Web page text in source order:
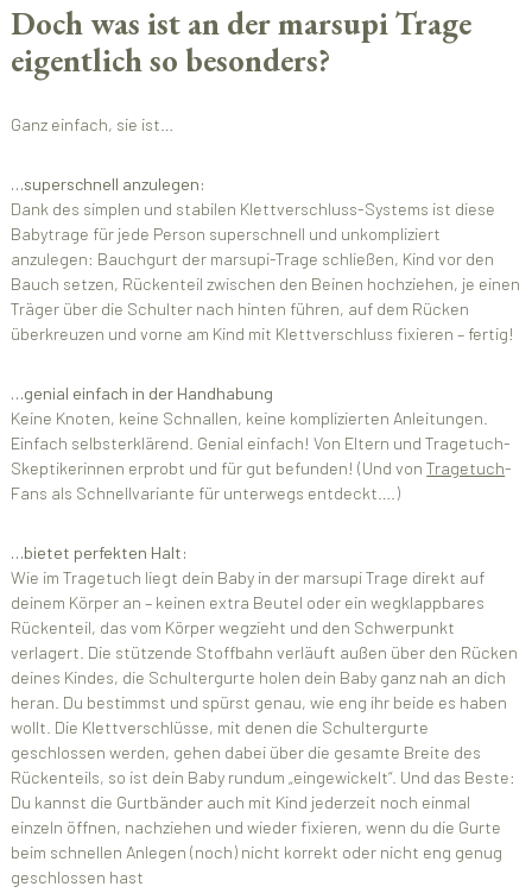
Doch was ist an der marsupi Trage
eigentlich so besonders?
Ganz einfach, sie ist…
…superschnell anzulegen:
Dank des simplen und stabilen Klettverschluss-Systems ist diese
Babytrage für jede Person superschnell und unkompliziert
anzulegen: Bauchgurt der marsupi-Trage schließen, Kind vor den
Bauch setzen, Rückenteil zwischen den Beinen hochziehen, je einen
Träger über die Schulter nach hinten führen, auf dem Rücken
überkreuzen und vorne am Kind mit Klettverschluss fixieren – fertig!
…genial einfach in der Handhabung
Keine Knoten, keine Schnallen, keine komplizierten Anleitungen.
Einfach selbsterklärend. Genial einfach! Von Eltern und Tragetuch-
Skeptikerinnen erprobt und für gut befunden! (Und vonTragetuch-
Fans als Schnellvariante für unterwegs entdeckt….)
…bietet perfekten Halt:
Wie im Tragetuch liegt dein Baby in der marsupi Trage direkt auf
deinem Körper an – keinen extra Beutel oder ein wegklappbares
Rückenteil, das vom Körper wegzieht und den Schwerpunkt
verlagert. Die stützende Stoffbahn verläuft außen über den Rücken
deines Kindes, die Schultergurte holen dein Baby ganz nah an dich
heran. Du bestimmst und spürst genau, wie eng ihr beide es haben
wollt. Die Klettverschlüsse, mit denen die Schultergurte
geschlossen werden, gehen dabei über die gesamte Breite des
Rückenteils, so ist dein Baby rundum „eingewickelt“. Und das Beste:
Du kannst die Gurtbänder auch mit Kind jederzeit noch einmal
einzeln öffnen, nachziehen und wieder fixieren, wenn du die Gurte
beim schnellen Anlegen (noch) nicht korrekt oder nicht eng genug
geschlossen hast